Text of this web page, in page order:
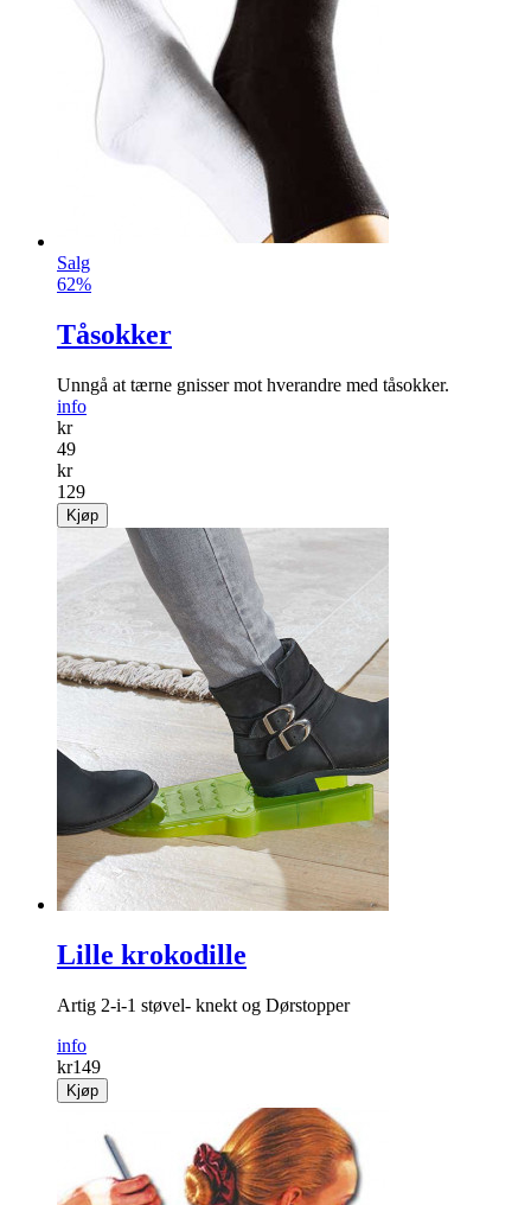
Salg
62%
Tåsokker
Unngå at tærne gnisser mot hverandre med tåsokker.
info
kr
49
kr
129
Kjøp
Lille krokodille
Artig 2-i-1 støvel- knekt og Dørstopper
info
kr149
Kjøp